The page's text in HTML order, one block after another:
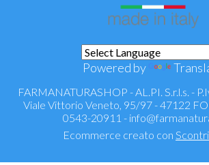
Powered by
FARMANATURASHOP - AL.PI. S.r.l.s. -
Viale Vittorio Veneto, 95/97 - 47122
0543-20911 -
Ecommerce creato con